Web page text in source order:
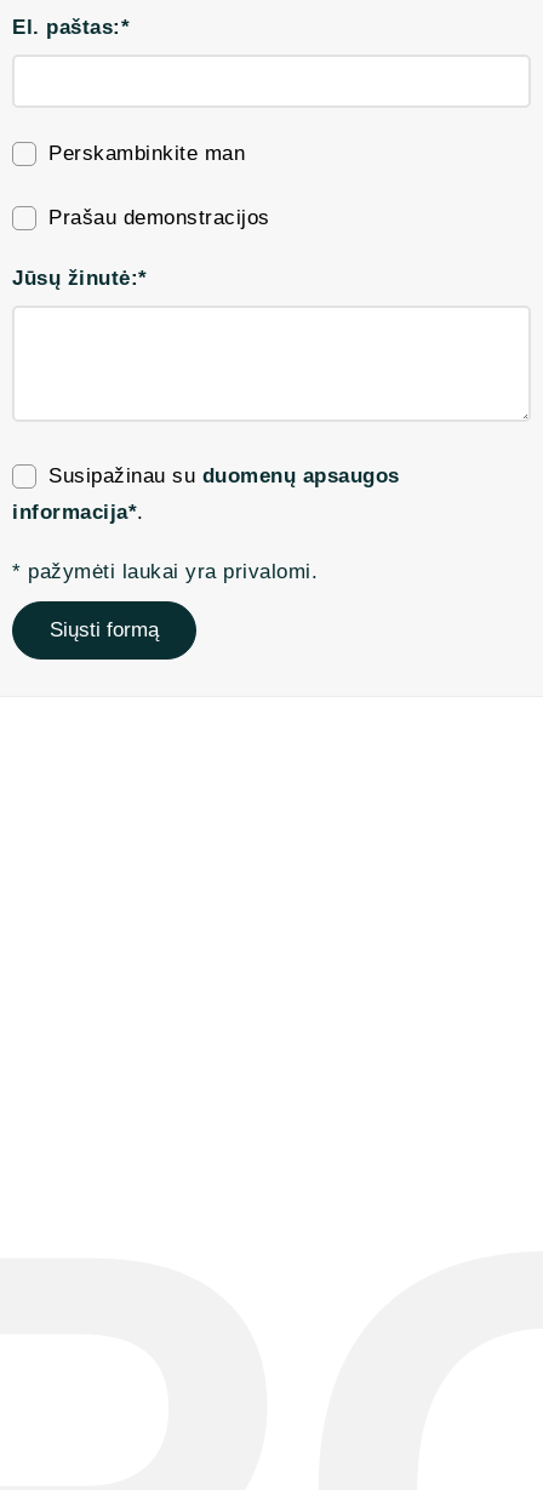
El. paštas:*
Perskambinkite man
Prašau demonstracijos
Jūsų žinutė:*
Susipažinau su duomenų apsaugos
informacija*.
* pažymėti laukai yra privalomi.
Siųsti formą